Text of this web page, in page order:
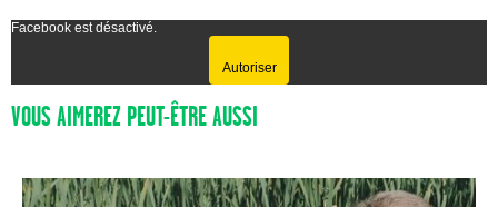
Facebook est désactivé.
Autoriser
VOUS AIMEREZ PEUT-ÊTRE AUSSI